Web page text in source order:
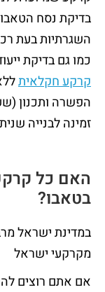
בדיקת נסח
השגרתיות בעת
כמו גם בדיקת
קרקע חקלאית
הפשרה ותכנון
זמינה לבנייה
האם כל
בטאבו?
במדינת ישראל
מקרקעי ישראל
אם אתם רוצים